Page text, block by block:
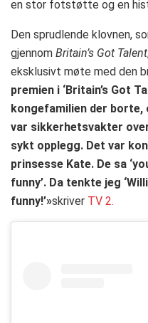
en stor fotstøtte og en
Den sprudlende klovnen,
gjennom Britain’s Got Talent
eksklusivt møte med den
premien i ‘Britain’s Got
kongefamilien der
var sikkerhetsvakter
sykt opplegg. Det var
prinsesse Kate. De sa
funny’. Da tenkte jeg
funny!’»skriver TV 2.